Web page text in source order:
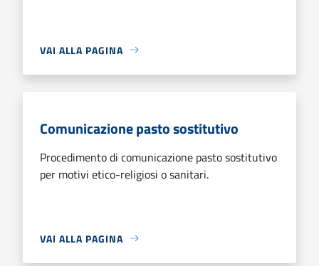
VAI ALLA PAGINA
Comunicazione pasto sostitutivo
Procedimento di comunicazione pasto sostitutivo
per motivi etico-religiosi o sanitari.
VAI ALLA PAGINA